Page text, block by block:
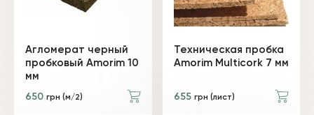
Агломерат черный
пробковый Amorim 10
мм
650 грн (м/2)
Техническая пробка
Amorim Multicork 7 мм
655 грн (лист)